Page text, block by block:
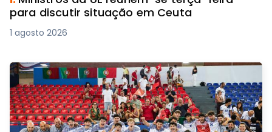
para discutir situação em Ceuta
1 agosto 2026